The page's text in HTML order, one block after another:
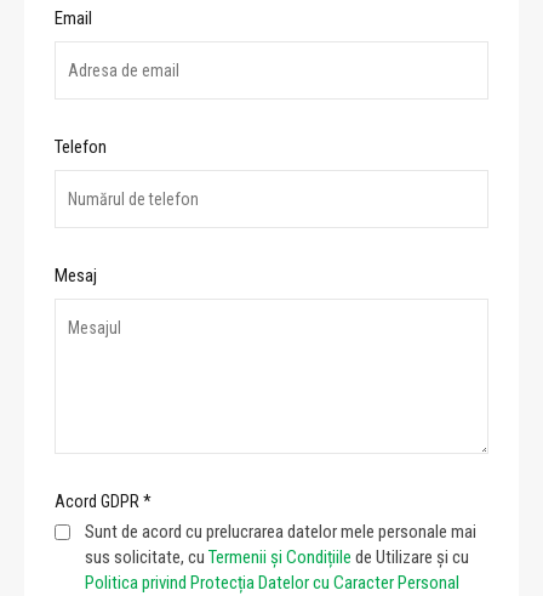
Email
Telefon
Mesaj
Acord GDPR *
Sunt de acord cu prelucrarea datelor mele personale mai
sus solicitate, cu Termenii și Condițiile de Utilizare și cu
Politica privind Protecția Datelor cu Caracter Personal